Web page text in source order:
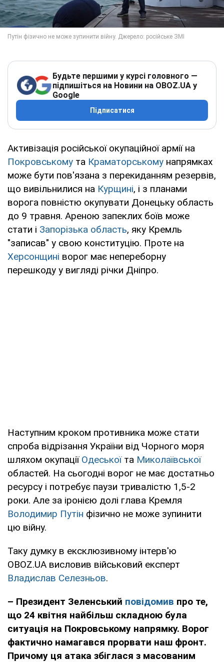
Будьте першими у курсі головного —
підпишіться на Новини на OBOZ.UA у
Google
Підписатися
Активізація російської окупаційної армії на
Покровському та Краматорському напрямках
може бути пов'язана з перекиданням резервів,
що вивільнилися на Курщині, і з планами
ворога повністю окупувати Донецьку область
до 9 травня. Ареною запеклих боїв може
стати і Запорізька область, яку Кремль
"записав" у свою конституцію. Проте на
Херсонщині ворог має непереборну
перешкоду у вигляді річки Дніпро.
Наступним кроком противника може стати
спроба відрізання України від Чорного моря
шляхом окупації Одеськоїта Миколаївської
областей. На сьогодні ворог не має достатньо
ресурсу і потребує паузи тривалістю 1,5-2
роки. Але за іронією долі глава Кремля
Володимир Путін фізично не може зупинити
цю війну.
Таку думку в ексклюзивному інтерв'ю
OBOZ.UA висловив військовий експерт
Владислав Селезньов.
– Президент Зеленський повідомив про те,
що 24 квітня найбільш складною була
ситуація на Покровському напрямку. Ворог
фактично намагався прорвати наш фронт.
Причому ця атака збіглася з масованим